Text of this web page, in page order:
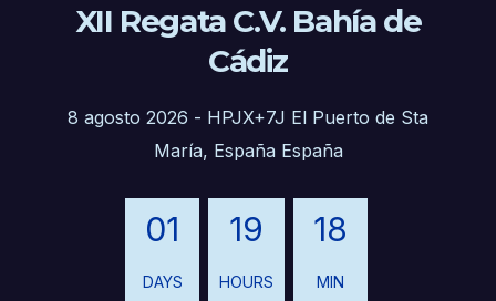
XII Regata C.V. Bahía de
Cádiz
8 agosto 2026 - HPJX+7J El Puerto de Sta
María, España España
01
DAYS
19
HOURS
18
MIN